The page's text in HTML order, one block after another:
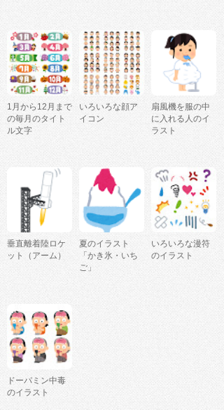
1月から12月まで
の毎月のタイト
ル文字
いろいろな顔ア
イコン
扇風機を服の中
に入れる人のイ
ラスト
垂直離着陸ロケ
ット（アーム）
夏のイラスト
「かき氷・いち
ご」
いろいろな漫符
のイラスト
ドーパミン中毒
のイラスト